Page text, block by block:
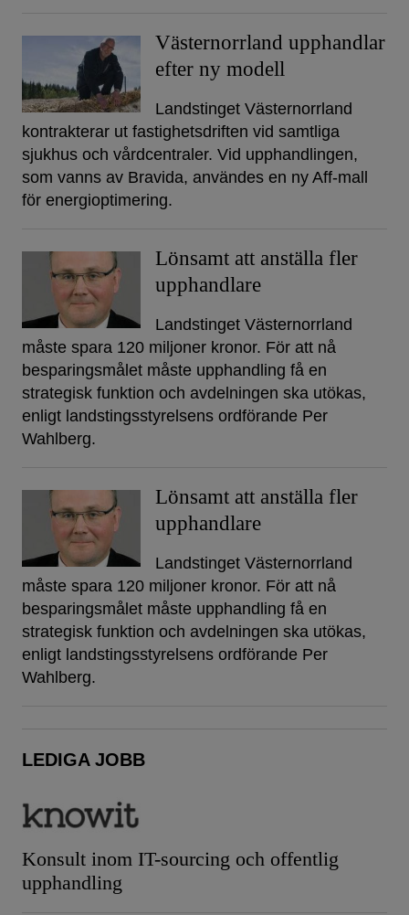
Västernorrland upphandlar
efter ny modell
Landstinget Västernorrland
kontrakterar ut fastighetsdriften vid samtliga
sjukhus och vårdcentraler. Vid upphandlingen,
som vanns av Bravida, användes en ny Aff-mall
för energioptimering.
Lönsamt att anställa fler
upphandlare
Landstinget Västernorrland
måste spara 120 miljoner kronor. För att nå
besparingsmålet måste upphandling få en
strategisk funktion och avdelningen ska utökas,
enligt landstingsstyrelsens ordförande Per
Wahlberg.
Lönsamt att anställa fler
upphandlare
Landstinget Västernorrland
måste spara 120 miljoner kronor. För att nå
besparingsmålet måste upphandling få en
strategisk funktion och avdelningen ska utökas,
enligt landstingsstyrelsens ordförande Per
Wahlberg.
LEDIGA JOBB
Konsult inom IT-sourcing och offentlig
upphandling